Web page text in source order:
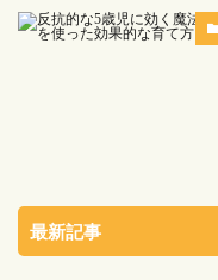
最新記事